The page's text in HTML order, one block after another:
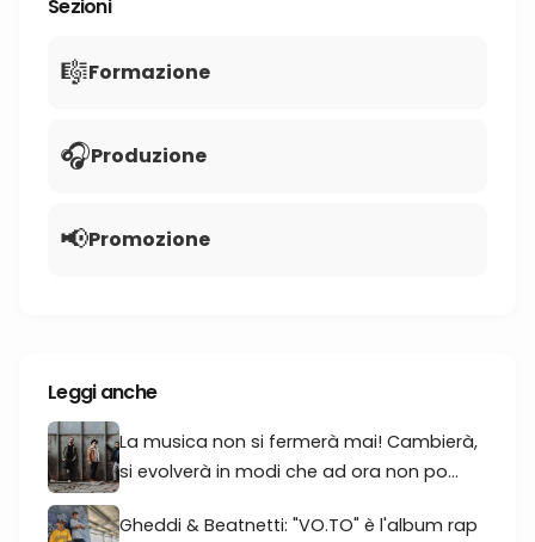
Sezioni
🎼Formazione
🎧Produzione
📢Promozione
Leggi anche
La musica non si fermerà mai! Cambierà,
si evolverà in modi che ad ora non po...
Gheddi & Beatnetti: "VO.TO" è l'album rap